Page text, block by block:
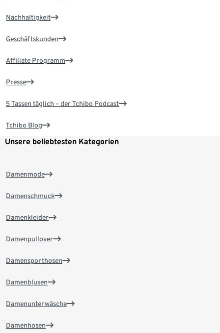
Nachhaltigkeit
Geschäftskunden
Affiliate Programm
Presse
5 Tassen täglich – der Tchibo Podcast
Tchibo Blog
Unsere beliebtesten Kategorien
Damenmode
Damenschmuck
Damenkleider
Damenpullover
Damensporthosen
Damenblusen
Damenunterwäsche
Damenhosen